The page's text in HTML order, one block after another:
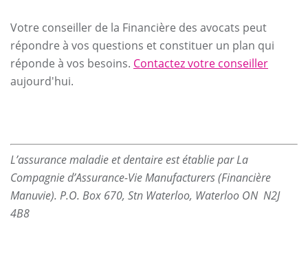
Votre conseiller de la Financière des avocats peut
répondre à vos questions et constituer un plan qui
réponde à vos besoins. Contactez votre conseiller
aujourd'hui.
L’assurance maladie et dentaire est établie par La
Compagnie d’Assurance-Vie Manufacturers (Financière
Manuvie). P.O. Box 670, Stn Waterloo, Waterloo ON N2J
4B8